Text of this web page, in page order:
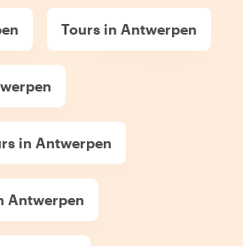
Tours in Antwerpen
in Antwerpen
Antwerpen